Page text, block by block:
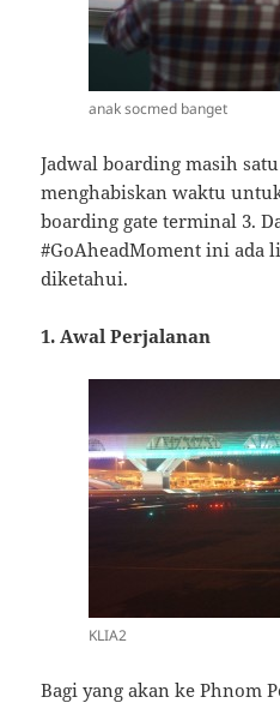
anak socmed banget
Jadwal boarding masih
menghabiskan waktu
boarding gate terminal 3.
#GoAheadMoment ini
diketahui.
1. Awal Perjalanan
KLIA2
Bagi yang akan ke Phnom